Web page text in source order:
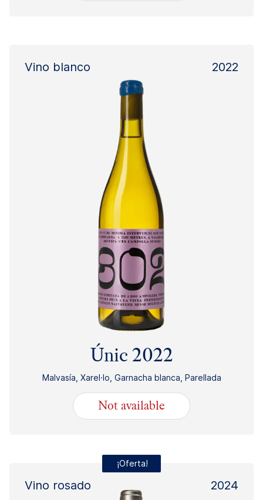
Únic 2022
Malvasía, Xarel·lo, Garnacha blanca, Parellada
2022
Vino blanco
27.75€
Not available
¡Oferta!
2024
Vino rosado